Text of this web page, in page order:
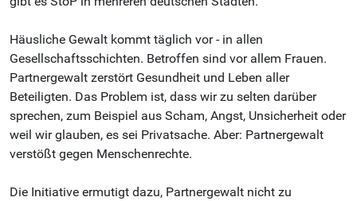
Häusliche Gewalt kommt täglich vor - in allen
Gesellschaftsschichten. Betroffen sind vor allem Frauen.
Partnergewalt zerstört Gesundheit und Leben aller
Beteiligten. Das Problem ist, dass wir zu selten darüber
sprechen, zum Beispiel aus Scham, Angst, Unsicherheit oder
weil wir glauben, es sei Privatsache. Aber: Partnergewalt
verstößt gegen Menschenrechte.
Die Initiative ermutigt dazu, Partnergewalt nicht zu